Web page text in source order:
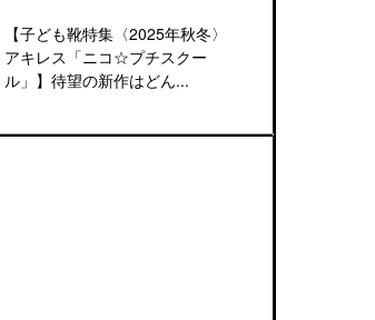
【子ども靴特集〈2025年秋冬〉
アキレス「ニコ☆プチスクー
ル」】待望の新作はどん...